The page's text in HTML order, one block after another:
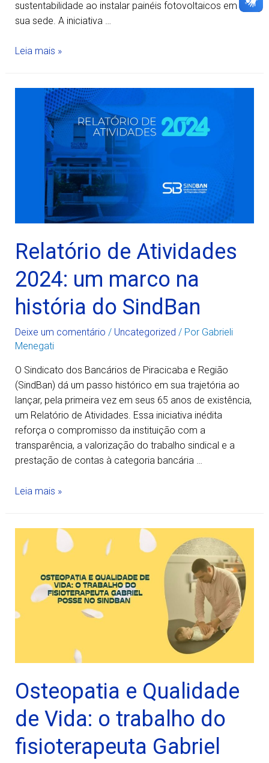
sustentabilidade ao instalar painéis fotovoltaicos em
sua sede. A iniciativa …
Leia mais »
Relatório de Atividades
2024: um marco na
história do SindBan
Deixe um comentário / Uncategorized / Por Gabrieli
Menegati
O Sindicato dos Bancários de Piracicaba e Região
(SindBan) dá um passo histórico em sua trajetória ao
lançar, pela primeira vez em seus 65 anos de existência,
um Relatório de Atividades. Essa iniciativa inédita
reforça o compromisso da instituição com a
transparência, a valorização do trabalho sindical e a
prestação de contas à categoria bancária …
Leia mais »
Osteopatia e Qualidade
de Vida: o trabalho do
fisioterapeuta Gabriel